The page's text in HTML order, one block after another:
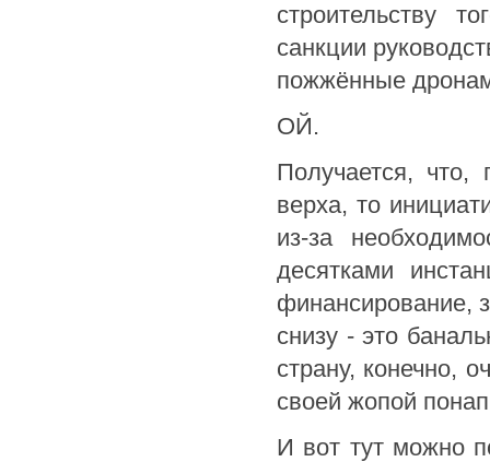
строительству
санкции
пожжённые
ОЙ.
Получается, что,
верха, то
из-за
десятками
финансирование,
снизу - это
страну, конечно,
своей жопой
И вот тут можно